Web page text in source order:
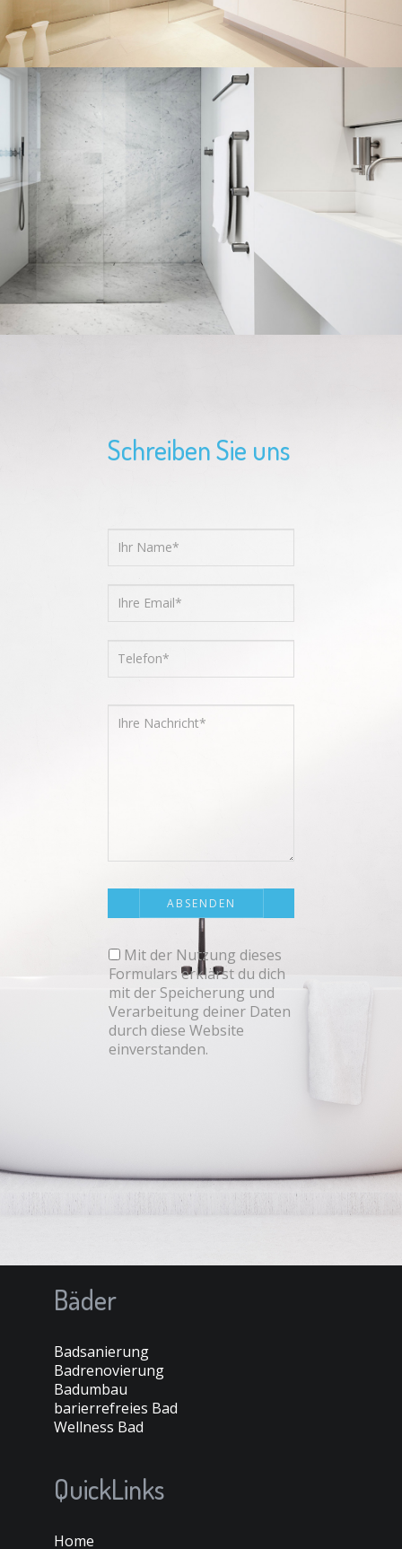
Schreiben Sie uns
Mit der Nutzung dieses
Formulars erklärst du dich
mit der Speicherung und
Verarbeitung deiner Daten
durch diese Website
einverstanden.
Bäder
Badsanierung
Badrenovierung
Badumbau
barierrefreies Bad
Wellness Bad
QuickLinks
Home